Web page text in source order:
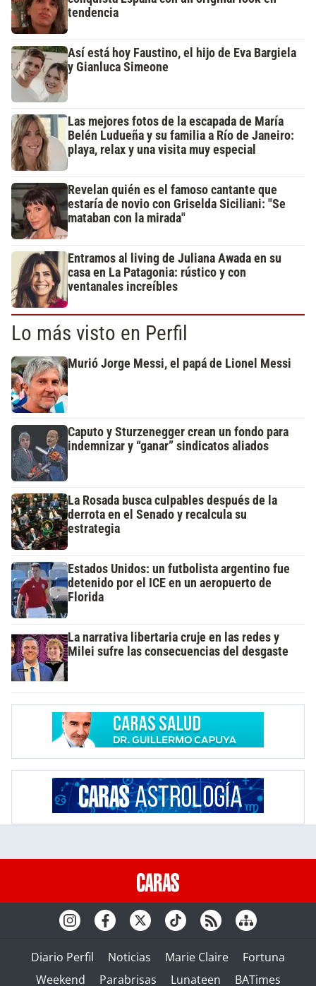
tendencia
Así está hoy Faustino, el hijo de Eva Bargiela
y Gianluca Simeone
Las mejores fotos de la escapada de María
Belén Ludueña y su familia a Río de Janeiro:
playa, relax y una visita muy especial
Revelan quién es el famoso cantante que
estaría de novio con Griselda Siciliani: "Se
mataban con la mirada"
Entramos al living de Juliana Awada en su
casa en La Patagonia: rústico y con
ventanales increíbles
Lo más visto en Perfil
Murió Jorge Messi, el papá de Lionel Messi
Caputo y Sturzenegger crean un fondo para
indemnizar y “ganar” sindicatos aliados
La Rosada busca culpables después de la
derrota en el Senado y recalcula su
estrategia
Estados Unidos: un futbolista argentino fue
detenido por el ICE en un aeropuerto de
Florida
La narrativa libertaria cruje en las redes y
Milei sufre las consecuencias del desgaste
Diario Perfil Noticias Marie Claire
Fortuna
Weekend
Parabrisas Lunateen BATimes